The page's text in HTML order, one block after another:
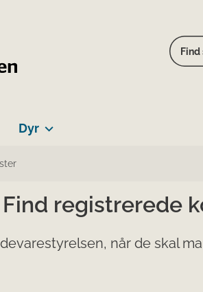
Dyr
registrerede
når de skal